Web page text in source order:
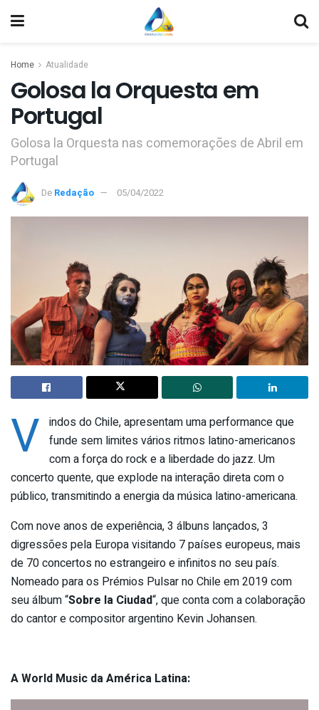
Home Atualidade
Golosa la Orquesta em
Portugal
Golosa la Orquesta nas comemorações de Abril em
Portugal
De Redação 05/04/2022
V indos do Chile, apresentam uma performance que
funde sem limites vários ritmos latino-americanos
com a força do rock e a liberdade do jazz. Um
concerto quente, que explode na interação direta com o
público, transmitindo a energia da música latino-americana.
Com nove anos de experiência, 3 álbuns lançados, 3
digressões pela Europa visitando 7 países europeus, mais
de 70 concertos no estrangeiro e infinitos no seu país.
Nomeado para os Prémios Pulsar no Chile em 2019 com
seu álbum “Sobre la Ciudad“, que conta com a colaboração
do cantor e compositor argentino Kevin Johansen.
A World Music da América Latina: